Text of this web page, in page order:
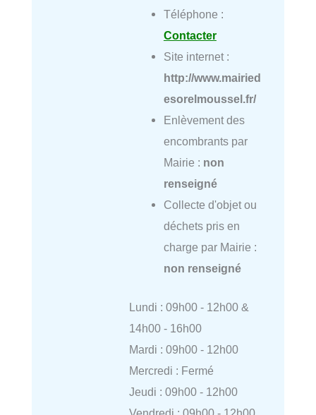
Téléphone :
Contacter
Site internet :
http://www.mairied
esorelmoussel.fr/
Enlèvement des
encombrants par
Mairie : non
renseigné
Collecte d'objet ou
déchets pris en
charge par Mairie :
non renseigné
Lundi : 09h00 - 12h00 &
14h00 - 16h00
Mardi : 09h00 - 12h00
Mercredi : Fermé
Jeudi : 09h00 - 12h00